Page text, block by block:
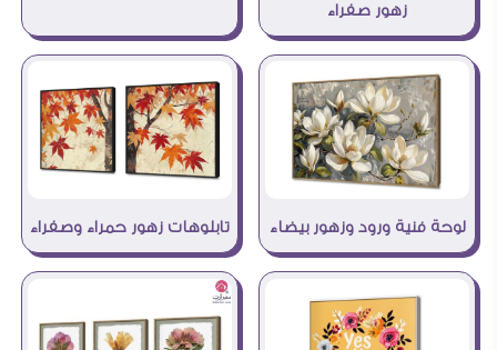
زهور صفراء
لوحة فنية ورود وزهور بيضاء تابلوهات زهور حمراء وصفراء